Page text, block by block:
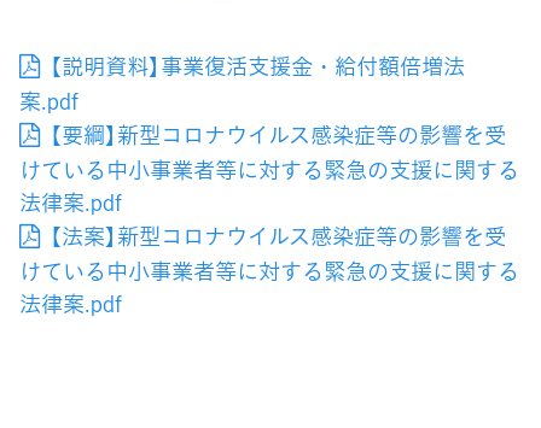
【説明資料】事業復活支援金・給付額倍増法
案.pdf
【要綱】新型コロナウイルス感染症等の影響を受
けている中小事業者等に対する緊急の支援に関する
法律案.pdf
【法案】新型コロナウイルス感染症等の影響を受
けている中小事業者等に対する緊急の支援に関する
法律案.pdf